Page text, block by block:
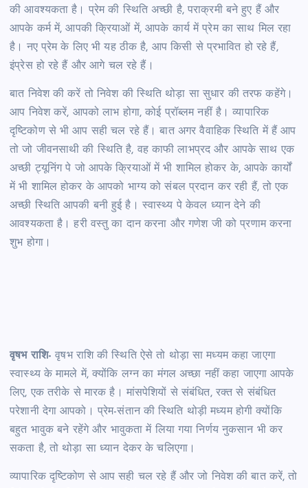
की आवश्यकता है। प्रेम की स्थिति अच्छी है, पराक्रमी बने हुए हैं और
आपके कर्म में, आपकी क्रियाओं में, आपके कार्य में प्रेम का साथ मिल रहा
है। नए प्रेम के लिए भी यह ठीक है, आप किसी से प्रभावित हो रहे हैं,
इंप्रेस हो रहे हैं और आगे चल रहे हैं।
बात निवेश की करें तो निवेश की स्थिति थोड़ा सा सुधार की तरफ कहेंगे।
आप निवेश करें, आपको लाभ होगा, कोई प्रॉब्लम नहीं है। व्यापारिक
दृष्टिकोण से भी आप सही चल रहे हैं। बात अगर वैवाहिक स्थिति में हैं आप
तो जो जीवनसाथी की स्थिति है, वह काफी लाभप्रद और आपके साथ एक
अच्छी ट्यूनिंग पे जो आपके क्रियाओं में भी शामिल होकर के, आपके कार्यों
में भी शामिल होकर के आपको भाग्य को संबल प्रदान कर रही हैं, तो एक
अच्छी स्थिति आपकी बनी हुई है। स्वास्थ्य पे केवल ध्यान देने की
आवश्यकता है। हरी वस्तु का दान करना और गणेश जी को प्रणाम करना
शुभ होगा।
वृषभ राशि- वृषभ राशि की स्थिति ऐसे तो थोड़ा सा मध्यम कहा जाएगा
स्वास्थ्य के मामले में, क्योंकि लग्न का मंगल अच्छा नहीं कहा जाएगा आपके
लिए, एक तरीके से मारक है। मांसपेशियों से संबंधित, रक्त से संबंधित
परेशानी देगा आपको। प्रेम-संतान की स्थिति थोड़ी मध्यम होगी क्योंकि
बहुत भावुक बने रहेंगे और भावुकता में लिया गया निर्णय नुकसान भी कर
सकता है, तो थोड़ा सा ध्यान देकर के चलिएगा।
व्यापारिक दृष्टिकोण से आप सही चल रहे हैं और जो निवेश की बात करें, तो